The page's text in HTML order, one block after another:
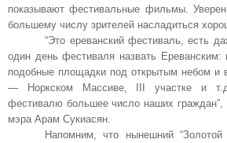
показывают фестивальные фильмы.
большему числу зрителей насладиться
“Это ереванский фестиваль, есть
один день фестиваля назвать Ереванским:
подобные площадки под открытым небом и
— Норкском Массиве, III участке и
фестивалю большее число наших
мэра Арам Сукиасян.
Напомним, что нынешний “Золотой